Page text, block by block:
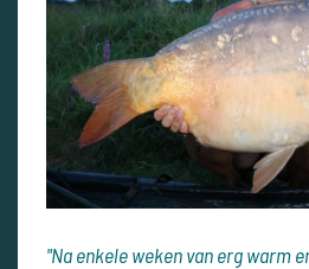
"Na enkele weken van erg warm